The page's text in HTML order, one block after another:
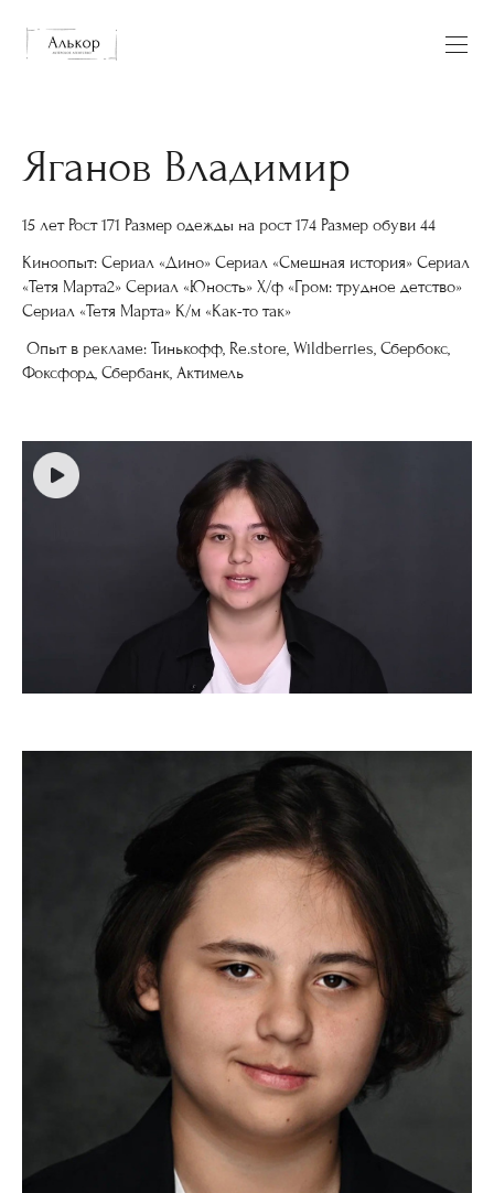
Яганов Владимир
15 лет Рост 171 Размер одежды на рост 174 Размер обуви 44
Киноопыт: Сериал «Дино» Сериал «Смешная история» Сериал
«Тетя Марта2» Сериал «Юность» Х/ф «Гром: трудное детство»
Сериал «Тетя Марта» К/м «Как-то так»
Опыт в рекламе: Тинькофф, Re.store, Wildberries, Сбербокс,
Фоксфорд, Сбербанк, Актимель